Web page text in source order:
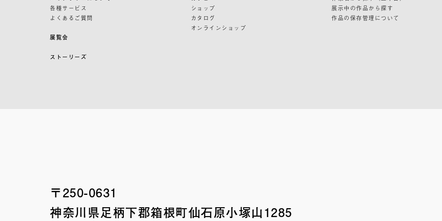
各種サービス
よくあるご質問
展覧会
ストーリーズ
ショップ
カタログ
オンラインショップ
展示中の作品から探す
作品の保存管理について
〒250-0631
神奈川県足柄下郡箱根町仙石原小塚山1285